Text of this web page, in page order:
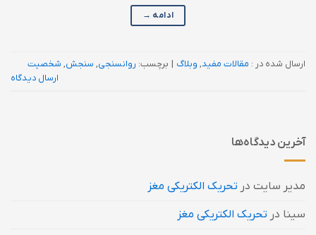
ادامه →
ارسال شده در : مقالات مفید, وبلاگ | برچسب: روانسنجی, سنجش, شخصیت
ارسال دیدگاه
آخرین دیدگاه‌ها
مدیر سایت در تحریک الکتریکی مغز
سینا در تحریک الکتریکی مغز